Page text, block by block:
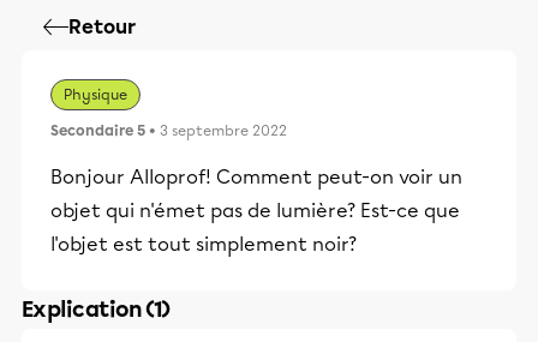
Retour
Physique
Secondaire 5 • 3 septembre 2022
Bonjour Alloprof! Comment peut-on voir un
objet qui n'émet pas de lumière? Est-ce que
l'objet est tout simplement noir?
Explication (1)